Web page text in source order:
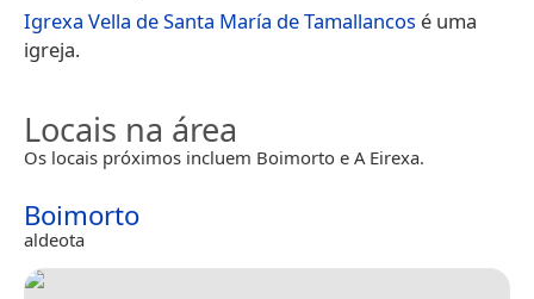
Igrexa Vella de Santa María de Tamallancos é uma
igreja.
Locais na área
Os locais próximos incluem Boimorto e A Eirexa.
Boimorto
aldeota